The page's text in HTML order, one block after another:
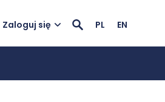
Zaloguj się PL EN